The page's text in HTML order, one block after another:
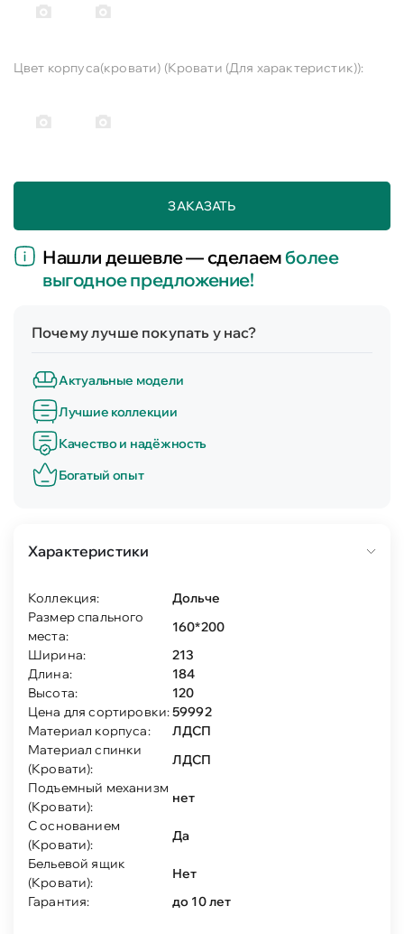
Цвет корпуса(кровати) (Кровати (Для характеристик)):
ЗАКАЗАТЬ
Нашли дешевле — сделаемболее
выгодное предложение!
Почему лучше покупать у нас?
Актуальные модели
Лучшие коллекции
Качество и надёжность
Богатый опыт
Характеристики
Коллекция:
Дольче
Размер спального
места:
160*200
Ширина:
213
Длина:
184
Высота:
120
Цена для сортировки:59992
Материал корпуса:
ЛДСП
Материал спинки
(Кровати):
ЛДСП
Подъемный механизм
(Кровати):
нет
С основанием
(Кровати):
Да
Бельевой ящик
(Кровати):
Нет
Гарантия:
до 10 лет